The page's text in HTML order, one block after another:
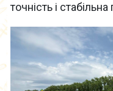
точність і